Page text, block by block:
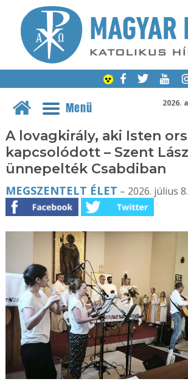
2026.
Menü
A lovagkirály, aki Isten
kapcsolódott – Szent
ünnepelték Csabdiban
MEGSZENTELT ÉLET – 2026. július